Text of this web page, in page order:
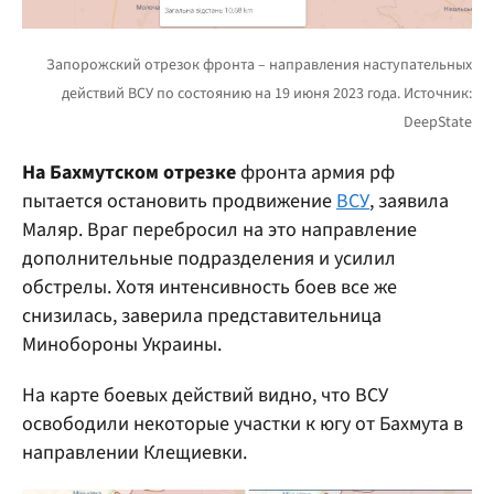
На Бахмутском отрезкефронта армия рф
пытается остановить продвижениеВСУ, заявила
Маляр. Враг перебросил на это направление
дополнительные подразделения и усилил
обстрелы. Хотя интенсивность боев все же
снизилась, заверила представительница
Минобороны Украины.
На карте боевых действий видно, что ВСУ
освободили некоторые участки к югу от Бахмута в
направлении Клещиевки.